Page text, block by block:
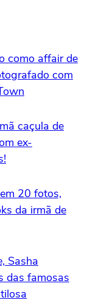
como affair de
com
caçula de
ex-
20 fotos,
da irmã de
Sasha
das famosas